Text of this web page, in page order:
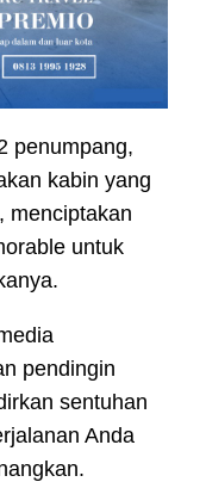
penumpang,
kabin yang
menciptakan
untuk
pendingin
sentuhan
Anda